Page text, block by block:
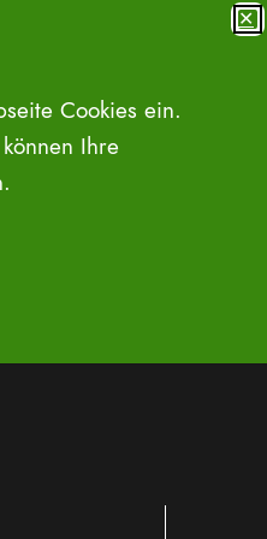
Navigation
✕
Cookies ein.
Ihre